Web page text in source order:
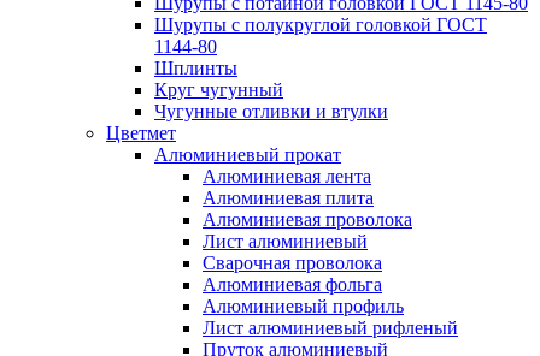
Шурупы с полукруглой головкой ГОСТ
1144-80
Шплинты
Круг чугунный
Чугунные отливки и втулки
Цветмет
Алюминиевый прокат
Алюминиевая лента
Алюминиевая плита
Алюминиевая проволока
Лист алюминиевый
Сварочная проволока
Алюминиевая фольга
Алюминиевый профиль
Лист алюминиевый рифленый
Пруток алюминиевый